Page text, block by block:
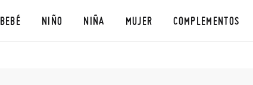
BEBÉ NIÑO NIÑA MUJER COMPLEMENTOS